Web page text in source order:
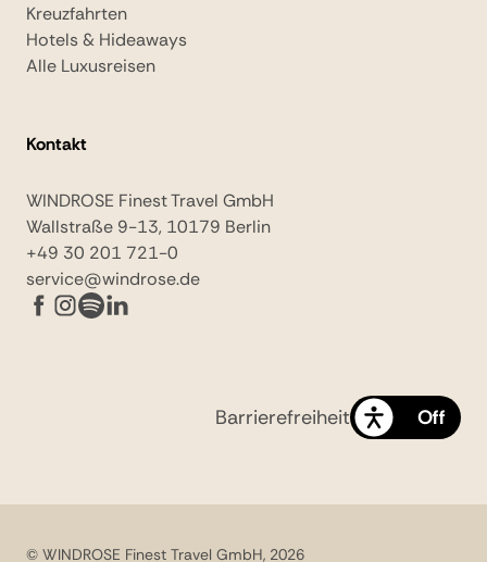
Kreuzfahrten
Hotels & Hideaways
Alle Luxusreisen
Kontakt
WINDROSE Finest Travel GmbH
Wallstraße 9-13, 10179 Berlin
+49 30 201 721-0
service@windrose.de
Barrierefreiheit On Off
© WINDROSE Finest Travel GmbH, 2026